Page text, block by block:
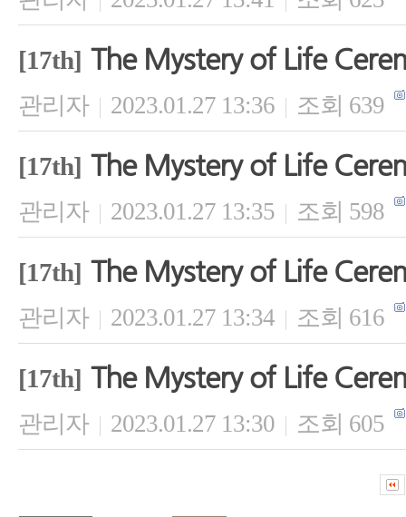
[17th] The Mystery of Life
관리자 | 2023.01.27 13:36 | 조회 639
[17th] The Mystery of Life
관리자 | 2023.01.27 13:35 | 조회 598
[17th] The Mystery of Life
관리자 | 2023.01.27 13:34 | 조회 616
[17th] The Mystery of Life
관리자 | 2023.01.27 13:30 | 조회 605